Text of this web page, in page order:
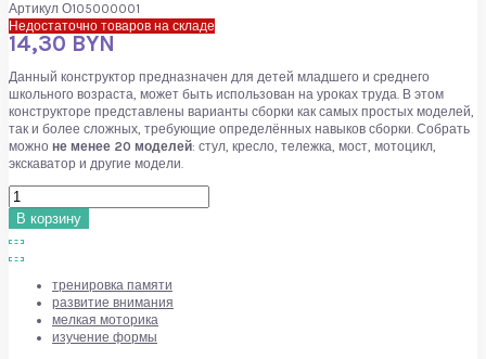
Артикул О105000001
Недостаточно товаров на складе
14,30 BYN
Данный конструктор предназначен для детей младшего и среднего
школьного возраста, может быть использован на уроках труда. В этом
конструкторе представлены варианты сборки как самых простых моделей,
так и более сложных, требующие определённых навыков сборки. Собрать
можно не менее 20 моделей: стул, кресло, тележка, мост, мотоцикл,
экскаватор и другие модели.
В корзину
тренировка памяти
развитие внимания
мелкая моторика
изучение формы